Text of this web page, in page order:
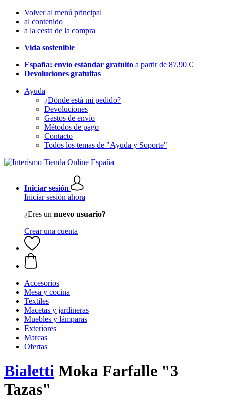
Volver al menú principal
al contenido
a la cesta de la compra
Vida sostenible
España: envío estándar gratuito a partir de 87,90 €
Devoluciones gratuitas
Ayuda
¿Dónde está mi pedido?
Devoluciones
Gastos de envío
Métodos de pago
Contacto
Todos los temas de "Ayuda y Soporte"
Iniciar sesión
Iniciar sesión ahora
¿Eres un nuevo usuario?
Crear una cuenta
Accesorios
Mesa y cocina
Textiles
Macetas y jardineras
Muebles y lámparas
Exteriores
Marcas
Ofertas
Bialetti Moka Farfalle "3
Tazas"